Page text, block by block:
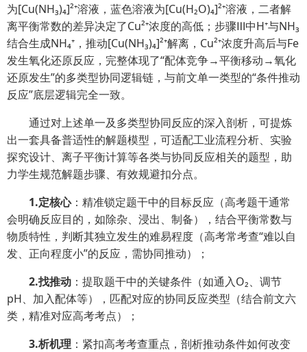
为[Cu(NH₃)₄]²⁺溶液，蓝色溶液为[Cu(H₂O)₄]²⁺溶液，二者解
离平衡常数的差异决定了Cu²⁺浓度的高低；步骤Ⅲ中H⁺与NH₃
结合生成NH₄⁺，推动[Cu(NH₃)₄]²⁺解离，Cu²⁺浓度升高后与Fe
发生氧化还原反应，完整体现了“配体竞争→平衡移动→氧化
还原发生”的多类型协同逻辑链，与前文单一类型的“条件推动
反应”底层逻辑完全一致。
通过对上述单一及多类型协同反应的深入剖析，可提炼
出一套具备普适性的解题模型，可适配工业流程分析、实验
探究设计、离子平衡计算等各类与协同反应相关的题型，助
力学生规范解题步骤、有效规避扣分点。
1.定核心：精准锁定题干中的目标反应（高考题干通常
会明确反应目的，如除杂、浸出、制备），结合平衡常数与
物质特性，判断其独立发生的难易程度（高考常考查“难以自
发、正向程度小”的反应，需协同推动）；
2.找推动 ：提取题干中的关键条件（如通入O₂、调节
pH、加入配体等），匹配对应的协同反应类型（结合前文六
类，精准对应高考考点）；
3.析机理 ：紧扣高考考查重点，剖析推动条件如何改变